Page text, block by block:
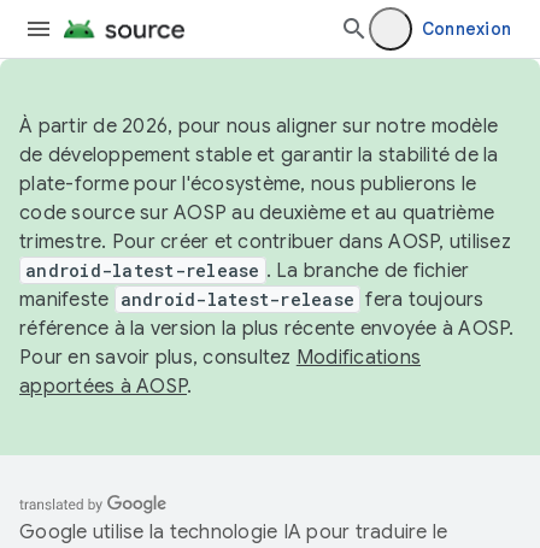
Connexion
À partir de 2026, pour nous aligner sur notre modèle
de développement stable et garantir la stabilité de la
plate-forme pour l'écosystème, nous publierons le
code source sur AOSP au deuxième et au quatrième
trimestre. Pour créer et contribuer dans AOSP, utilisez
android-latest-release . La branche de fichier
manifeste android-latest-release fera toujours
référence à la version la plus récente envoyée à AOSP.
Pour en savoir plus, consultez Modifications
apportées à AOSP.
Google utilise la technologie IA pour traduire le